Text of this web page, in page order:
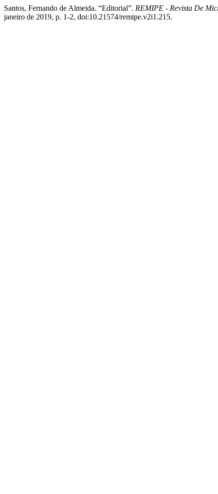
Santos, Fernando de Almeida. “Editorial”. REMIPE - Revista De
janeiro de 2019, p. 1-2, doi:10.21574/remipe.v2i1.215.